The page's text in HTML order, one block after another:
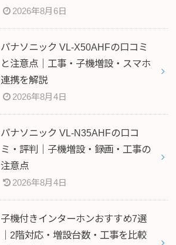
2026年8月6日
パナソニック VL-X50AHFの口コミ
と注意点｜工事・子機増設・スマホ
連携を解説
2026年8月4日
パナソニック VL-N35AHFの口コ
ミ・評判｜子機増設・録画・工事の
注意点
2026年8月4日
子機付きインターホンおすすめ7選
｜2階対応・増設台数・工事を比較